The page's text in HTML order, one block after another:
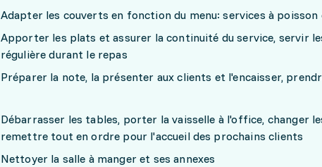
Adapter les couverts en fonction du menu: services à poisson
Apporter les plats et assurer la continuité du service, servir
régulière durant le repas
Préparer la note, la présenter aux clients et l'encaisser,
Débarrasser les tables, porter la vaisselle à l'office, changer
remettre tout en ordre pour l'accueil des prochains clients
Nettoyer la salle à manger et ses annexes